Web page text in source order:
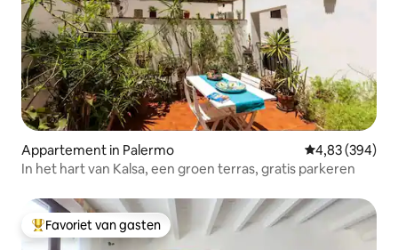
Appartement in Palermo Gemiddelde
4,83 (394)
In het hart van Kalsa, een groen terras, gratis parkeren
Topfavoriet van gasten
Favoriet van gasten